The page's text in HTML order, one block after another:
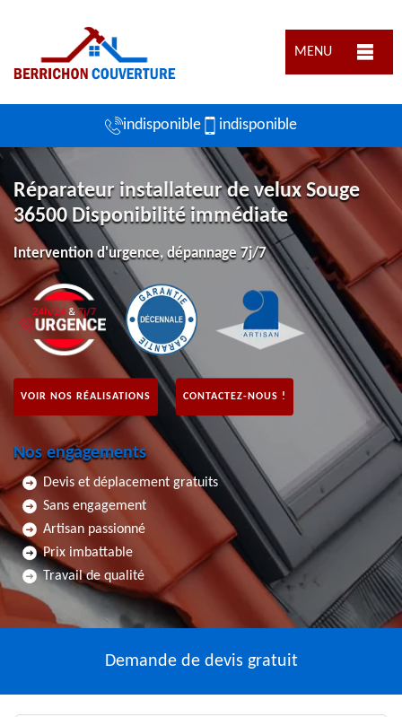
MENU
indisponible indisponible
Réparateur installateur de velux Souge
36500 Disponibilité immédiate
Intervention d'urgence, dépannage 7j/7
VOIR NOS RÉALISATIONS CONTACTEZ-NOUS !
Nos engagements
Devis et déplacement gratuits
Sans engagement
Artisan passionné
Prix imbattable
Travail de qualité
Demande de devis gratuit